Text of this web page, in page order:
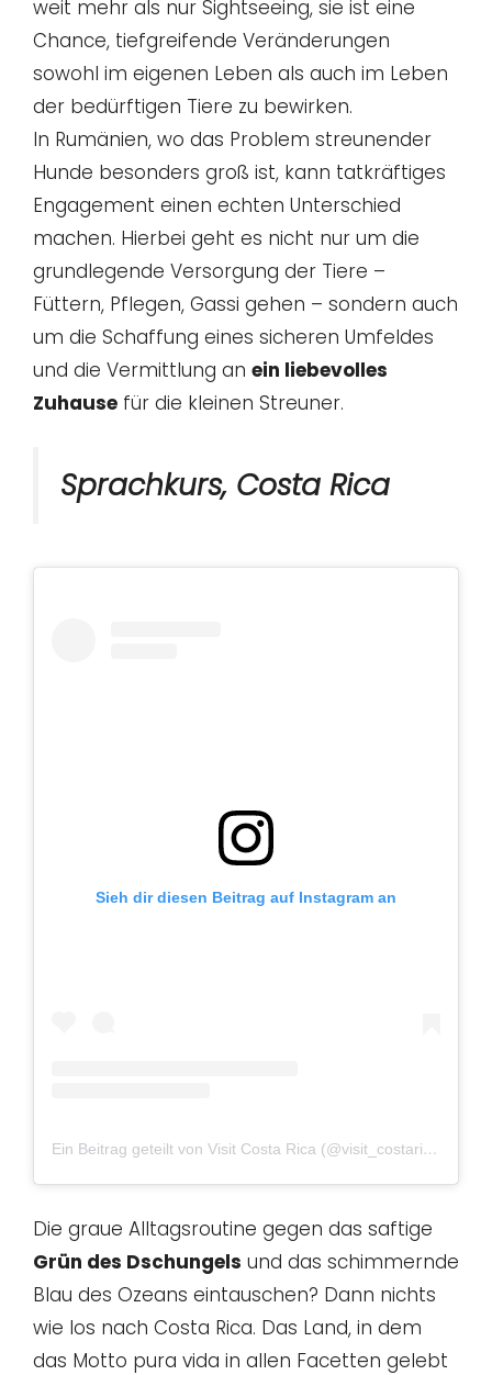
weit mehr als nur Sightseeing, sie ist eine
Chance, tiefgreifende Veränderungen
sowohl im eigenen Leben als auch im Leben
der bedürftigen Tiere zu bewirken.
In Rumänien, wo das Problem streunender
Hunde besonders groß ist, kann tatkräftiges
Engagement einen echten Unterschied
machen. Hierbei geht es nicht nur um die
grundlegende Versorgung der Tiere –
Füttern, Pflegen, Gassi gehen – sondern auch
um die Schaffung eines sicheren Umfeldes
und die Vermittlung an ein liebevolles
Zuhause für die kleinen Streuner.
Sprachkurs, Costa Rica
Sieh dir diesen Beitrag auf Instagram an
Ein Beitrag geteilt von Visit Costa Rica (@visit_costarica)
Die graue Alltagsroutine gegen das saftige
Grün des Dschungels und das schimmernde
Blau des Ozeans eintauschen? Dann nichts
wie los nach Costa Rica. Das Land, in dem
das Motto pura vida in allen Facetten gelebt